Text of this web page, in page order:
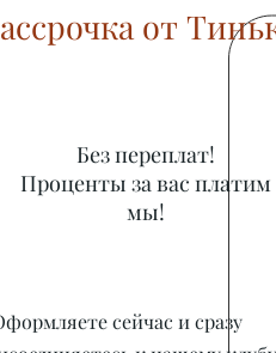
от
Без переплат!
Проценты за вас платим
мы!
сейчас и сразу